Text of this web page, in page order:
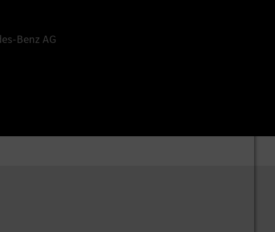
Benz AG